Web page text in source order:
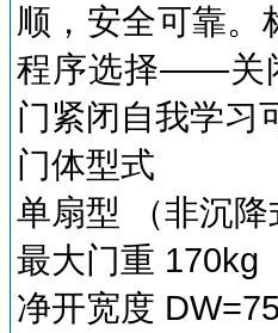
顺，安全可靠。
程序选择——关
门紧闭自我学习
门体型式
单扇型 （非沉降
最大门重 170kg
净开宽度